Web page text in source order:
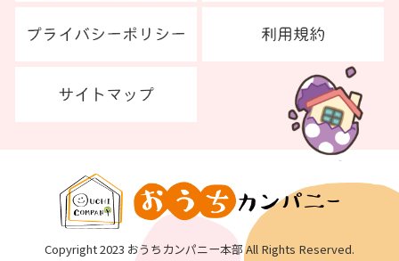
Copyright 2023 おうちカンパニー本部 All Rights Reserved.